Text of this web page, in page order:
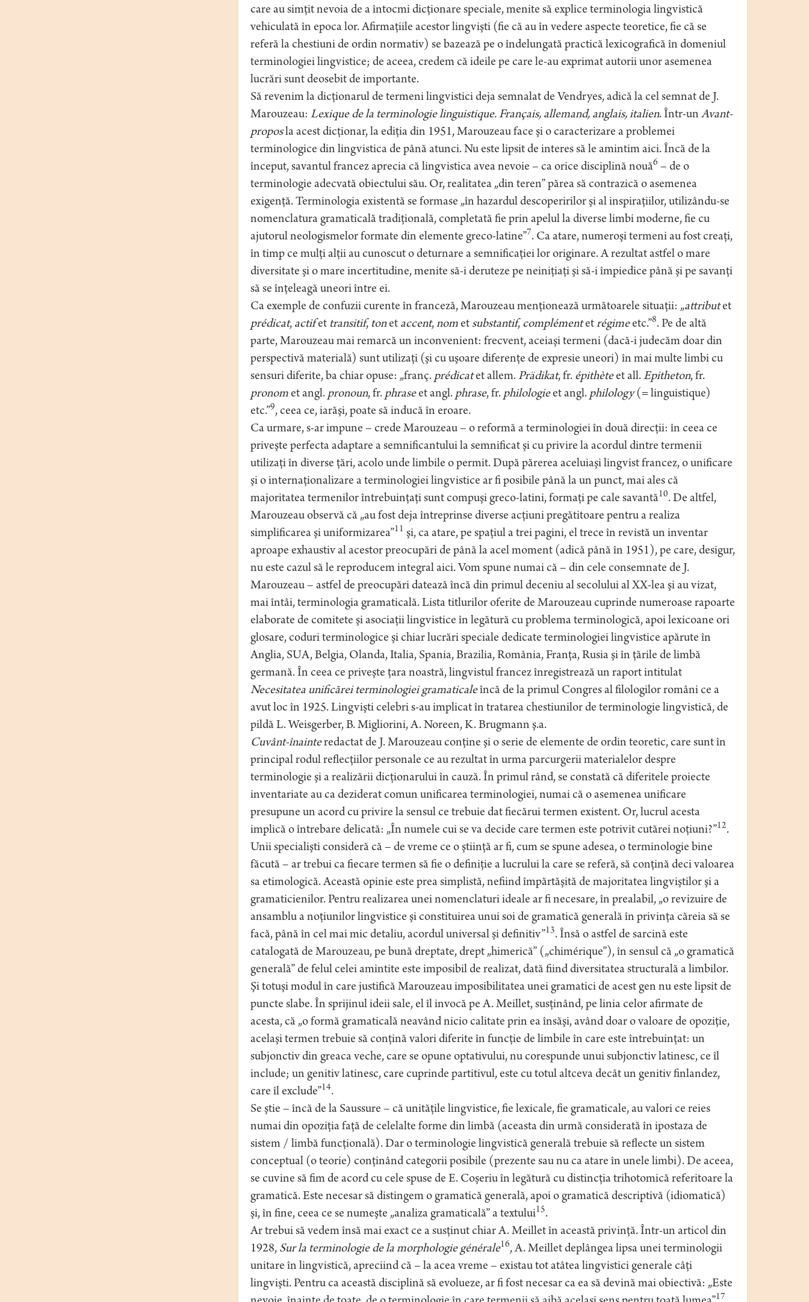
care au simţit nevoia de a întocmi dicţionare speciale, menite să explice terminologia lingvistică
vehiculată în epoca lor. Afirmaţiile acestor lingvişti (fie că au în vedere aspecte teoretice, fie că se
referă la chestiuni de ordin normativ) se bazează pe o îndelungată practică lexicografică în domeniul
terminologiei lingvistice; de aceea, credem că ideile pe care le-au exprimat autorii unor asemenea
lucrări sunt deosebit de importante.
Să revenim la dicţionarul de termeni lingvistici deja semnalat de Vendryes, adică la cel semnat de J.
Marouzeau: Lexique de la terminologie linguistique. Français, allemand, anglais, italien. Într-unAvant-
proposla acest dicţionar, la ediţia din 1951, Marouzeau face şi o caracterizare a problemei
terminologice din lingvistica de până atunci. Nu este lipsit de interes să le amintim aici. Încă de la
început, savantul francez aprecia că lingvistica avea nevoie – ca orice disciplină nouă6 – de o
terminologie adecvată obiectului său. Or, realitatea „din teren” părea să contrazică o asemenea
exigenţă. Terminologia existentă se formase „în hazardul descoperirilor şi al inspiraţiilor, utilizându-se
nomenclatura gramaticală tradiţională, completată fie prin apelul la diverse limbi moderne, fie cu
ajutorul neologismelor formate din elemente greco-latine”7. Ca atare, numeroşi termeni au fost creaţi,
în timp ce mulţi alţii au cunoscut o deturnare a semnificaţiei lor originare. A rezultat astfel o mare
diversitate şi o mare incertitudine, menite să-i deruteze pe neiniţiaţi şi să-i împiedice până şi pe savanţi
să se înţeleagă uneori între ei.
Ca exemple de confuzii curente în franceză, Marouzeau menţionează următoarele situaţii: „attributet
prédicat, actifet transitif, tonet accent,nomet substantif, complémentetrégimeetc.”8. Pe de altă
parte, Marouzeau mai remarcă un inconvenient: frecvent, aceiaşi termeni (dacă-i judecăm doar din
perspectivă materială) sunt utilizaţi (şi cu uşoare diferenţe de expresie uneori) în mai multe limbi cu
sensuri diferite, ba chiar opuse: „franç. prédicatet allem.Prädikat, fr. épithèteet all.Epitheton, fr.
pronomet angl. pronoun, fr. phraseet angl. phrase, fr. philologieet angl. philology(= linguistique)
etc.”9, ceea ce, iarăşi, poate să inducă în eroare.
Ca urmare, s-ar impune – crede Marouzeau – o reformă a terminologiei în două direcţii: în ceea ce
priveşte perfecta adaptare a semnificantului la semnificat şi cu privire la acordul dintre termenii
utilizaţi în diverse ţări, acolo unde limbile o permit. După părerea aceluiaşi lingvist francez, o unificare
şi o internaţionalizare a terminologiei lingvistice ar fi posibile până la un punct, mai ales că
majoritatea termenilor întrebuinţaţi sunt compuşi greco-latini, formaţi pe cale savantă10. De altfel,
Marouzeau observă că „au fost deja întreprinse diverse acţiuni pregătitoare pentru a realiza
simplificarea şi uniformizarea”11 şi, ca atare, pe spaţiul a trei pagini, el trece în revistă un inventar
aproape exhaustiv al acestor preocupări de până la acel moment (adică până în 1951), pe care, desigur,
nu este cazul să le reproducem integral aici. Vom spune numai că – din cele consemnate de J.
Marouzeau – astfel de preocupări datează încă din primul deceniu al secolului al XX-lea şi au vizat,
mai întâi, terminologia gramaticală. Lista titlurilor oferite de Marouzeau cuprinde numeroase rapoarte
elaborate de comitete şi asociaţii lingvistice în legătură cu problema terminologică, apoi lexicoane ori
glosare, coduri terminologice şi chiar lucrări speciale dedicate terminologiei lingvistice apărute în
Anglia, SUA, Belgia, Olanda, Italia, Spania, Brazilia, România, Franţa, Rusia şi în ţările de limbă
germană. În ceea ce priveşte ţara noastră, lingvistul francez înregistrează un raport intitulat
Necesitatea unificărei terminologiei gramaticaleîncă de la primul Congres al filologilor români ce a
avut loc în 1925. Lingvişti celebri s-au implicat în tratarea chestiunilor de terminologie lingvistică, de
pildă L. Weisgerber, B. Migliorini, A. Noreen, K. Brugmann ş.a.
Cuvânt-înainteredactat de J. Marouzeau conţine şi o serie de elemente de ordin teoretic, care sunt în
principal rodul reflecţiilor personale ce au rezultat în urma parcurgerii materialelor despre
terminologie şi a realizării dicţionarului în cauză. În primul rând, se constată că diferitele proiecte
inventariate au ca deziderat comun unificarea terminologiei, numai că o asemenea unificare
presupune un acord cu privire la sensul ce trebuie dat fiecărui termen existent. Or, lucrul acesta
implică o întrebare delicată: „În numele cui se va decide care termen este potrivit cutărei noţiuni?”12.
Unii specialişti consideră că – de vreme ce o ştiinţă ar fi, cum se spune adesea, o terminologie bine
făcută – ar trebui ca fiecare termen să fie o definiţie a lucrului la care se referă, să conţină deci valoarea
sa etimologică. Această opinie este prea simplistă, nefiind împărtăşită de majoritatea lingviştilor şi a
gramaticienilor. Pentru realizarea unei nomenclaturi ideale ar fi necesare, în prealabil, „o revizuire de
ansamblu a noţiunilor lingvistice şi constituirea unui soi de gramatică generală în privinţa căreia să se
facă, până în cel mai mic detaliu, acordul universal şi definitiv”13. Însă o astfel de sarcină este
catalogată de Marouzeau, pe bună dreptate, drept „himerică” („chimérique”), în sensul că „o gramatică
generală” de felul celei amintite este imposibil de realizat, dată fiind diversitatea structurală a limbilor.
Şi totuşi modul în care justifică Marouzeau imposibilitatea unei gramatici de acest gen nu este lipsit de
puncte slabe. În sprijinul ideii sale, el îl invocă pe A. Meillet, susţinând, pe linia celor afirmate de
acesta, că „o formă gramaticală neavând nicio calitate prin ea însăşi, având doar o valoare de opoziţie,
acelaşi termen trebuie să conţină valori diferite în funcţie de limbile în care este întrebuinţat: un
subjonctiv din greaca veche, care se opune optativului, nu corespunde unui subjonctiv latinesc, ce îl
include; un genitiv latinesc, care cuprinde partitivul, este cu totul altceva decât un genitiv finlandez,
care îl exclude”14.
Se ştie – încă de la Saussure – că unităţile lingvistice, fie lexicale, fie gramaticale, au valori ce reies
numai din opoziţia faţă de celelalte forme din limbă (aceasta din urmă considerată în ipostaza de
sistem / limbă funcţională). Dar o terminologie lingvistică generală trebuie să reflecte un sistem
conceptual (o teorie) conţinând categorii posibile (prezente sau nu ca atare în unele limbi). De aceea,
se cuvine să fim de acord cu cele spuse de E. Coşeriu în legătură cu distincţia trihotomică referitoare la
gramatică. Este necesar să distingem o gramatică generală, apoi o gramatică descriptivă (idiomatică)
şi, în fine, ceea ce se numeşte „analiza gramaticală” a textului15.
Ar trebui să vedem însă mai exact ce a susţinut chiar A. Meillet în această privinţă. Într-un articol din
1928, Sur la terminologie de la morphologie générale16, A. Meillet deplângea lipsa unei terminologii
unitare în lingvistică, apreciind că – la acea vreme – existau tot atâtea lingvistici generale câţi
lingvişti. Pentru ca această disciplină să evolueze, ar fi fost necesar ca ea să devină mai obiectivă: „Este
17